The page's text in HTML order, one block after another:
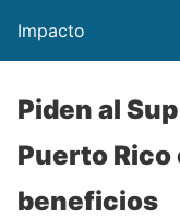
Impacto
Piden al
Puerto Rico
beneficios